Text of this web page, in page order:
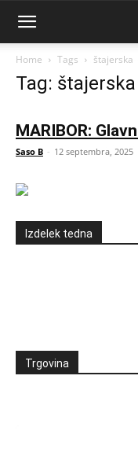
Home Tags štajerska
Tag: štajerska
MARIBOR:
Saso B - 12 septembra, 2025
Izdelek tedna
Trgovina